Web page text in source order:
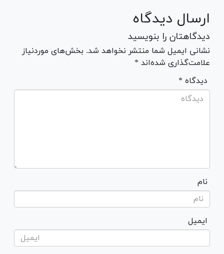
ارسال دیدگاه
دیدگاهتان را بنویسید
نشانی ایمیل شما منتشر نخواهد شد. بخش‌های موردنیاز
علامت‌گذاری شده‌اند *
* دیدگاه
نام
ایمیل